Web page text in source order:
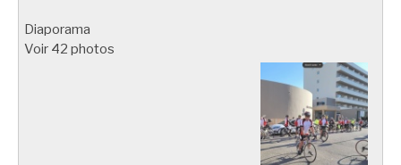
Diaporama
Voir 42 photos